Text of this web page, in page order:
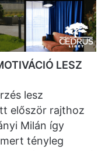
LESZ
lesz
először rajthoz
Milán így
tényleg